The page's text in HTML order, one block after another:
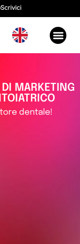
Scrivici
MARKETING
dentale!